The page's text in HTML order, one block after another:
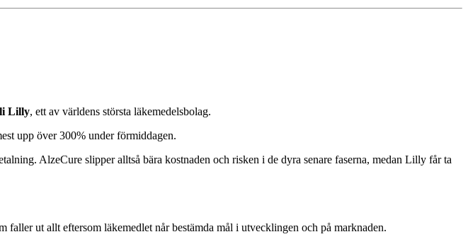
Lilly, ett av världens största läkemedelsbolag.
upp över 300% under förmiddagen.
AlzeCure slipper alltså bära kostnaden och risken i de dyra senare faserna, medan Lilly får ta
ut allt eftersom läkemedlet når bestämda mål i utvecklingen och på marknaden.